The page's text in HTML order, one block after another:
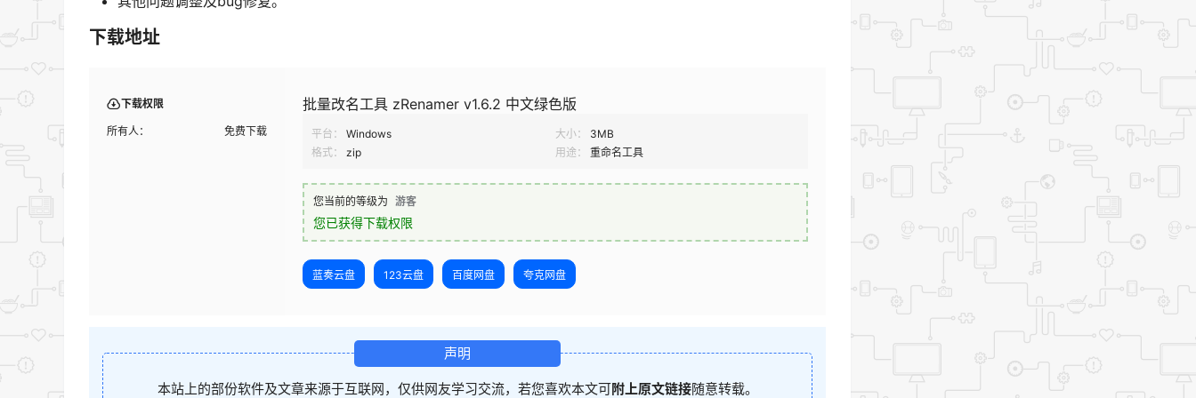
下载地址
下载权限
所有人： 免费下载
批量改名工具 zRenamer v1.6.2 中文绿色版
平台： Windows 大小：
3MB
格式：
zip 用途： 重命名工具
您当前的等级为 游客
您已获得下载权限
蓝奏云盘 123云盘 百度网盘 夸克网盘
声明
本站上的部份软件及文章来源于互联网，仅供网友学习交流，若您喜欢本文可附上原文链接随意转载。